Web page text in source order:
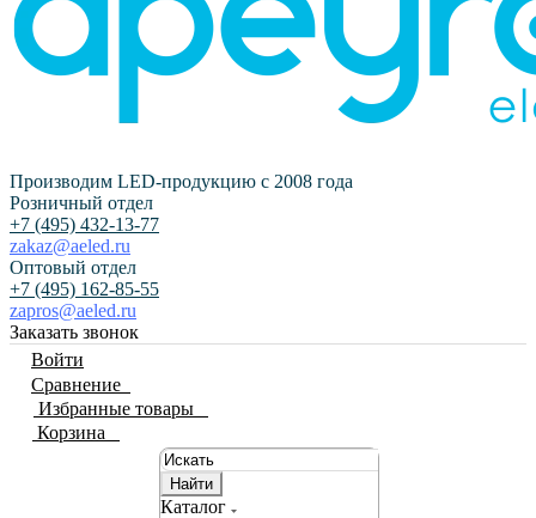
Производим LED-продукцию с 2008 года
Розничный отдел
+7 (495) 432-13-77
zakaz@aeled.ru
Оптовый отдел
+7 (495) 162-85-55
zapros@aeled.ru
Заказать звонок
Войти
Сравнение
Избранные товары
Корзина
Найти
Каталог